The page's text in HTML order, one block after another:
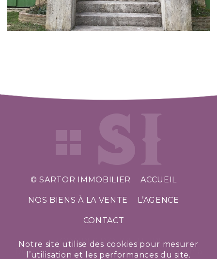
© SARTOR IMMOBILIER ACCUEIL
NOS BIENS À LA VENTE L’AGENCE
CONTACT
HORAIRES D’OUVERTURE
Du lundi au vendredi de 9h à 12h et de 14h à
Notre site utilise des cookies pour mesurer
l’utilisation et les performances du site.